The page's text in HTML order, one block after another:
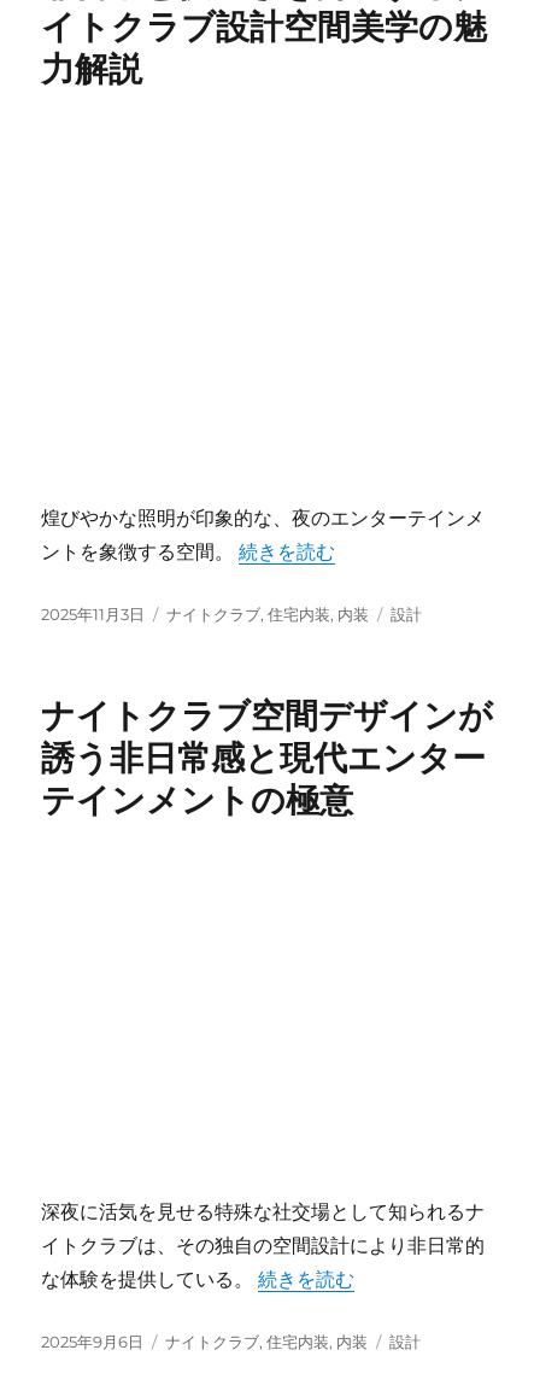
イトクラブ設計空間美学の魅
力解説
煌びやかな照明が印象的な、夜のエンターテインメ
ントを象徴する空間。“非日常と快適さを両立するナイ
続きを読む
投
2025年11月3日
カ
ー
ナイトクラブ,住宅内装, 内装
タ
設計
ナイトクラブ空間デザインが
誘う非日常感と現代エンター
テインメントの極意
深夜に活気を見せる特殊な社交場として知られるナ
イトクラブは、その独自の空間設計により非日常的
な体験を提供している。“ナイトクラブ空間デザインが
続きを読む
投
2025年9月6日
カ
ナイトクラブ,住宅内装, 内装
タ
設計